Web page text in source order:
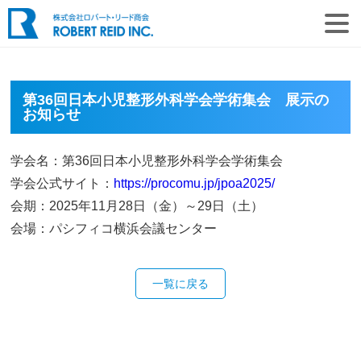
第36回日本小児整形外科学会学術集会 展示の
お知らせ
学会名：第36回日本小児整形外科学会学術集会
学会公式サイト： https://procomu.jp/jpoa2025/
会期：2025年11月28日（金）～29日（土）
会場：パシフィコ横浜会議センター
一覧に戻る